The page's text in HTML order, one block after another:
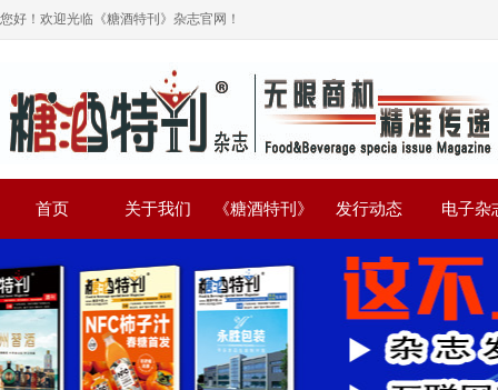
您好！欢迎光临《糖酒特刊》杂志官网！
首页 关于我们 《糖酒特刊》 发行动态 电子杂